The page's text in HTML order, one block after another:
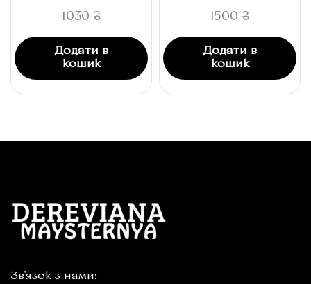
1030 ₴
Додати в
кошик
1500 ₴
Додати в
кошик
Зв'язок з нами: